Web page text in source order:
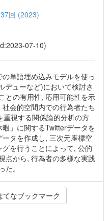
回 (2023)
07-10)
単語埋め込みモデルを使っ
デューなど)において検討さ
との有用性, 応用可能性を示
会的空間内での行為者たち
視する関係論的分析の方
」に関するTwitterデータを
タを作成し, 三次元座標空
を行うことによって, 公的
点から, 行為者の多様な実践
。
てなブックマーク